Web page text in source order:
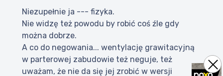
Niezupełnie ja --- fizyka.
Nie widzę też powodu by robić coś źle gdy
można dobrze.
A co do negowania... wentylację grawitacyjną
w parterowej zabudowie też neguje, też
uważam, że nie da się jej zrobić w wersji